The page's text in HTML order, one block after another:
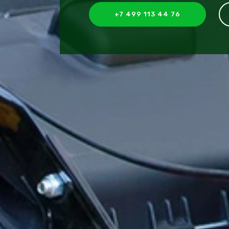
+7 499 113 44 76